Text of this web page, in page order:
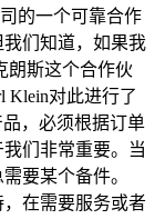
的一个可靠合作
们知道，如果我
朗斯这个合作伙
Klein对此进行了
，必须根据订单
们非常重要。当
要某个备件。
在需要服务或者